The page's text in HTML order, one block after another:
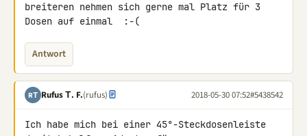
breiteren nehmen sich gerne mal Platz für 3
Dosen auf einmal  :-(
Antwort
RΤ Rufus Τ. F.(rufus) 2018-05-30 07:52#5438542
Ich habe mich bei einer 45°-Steckdosenleiste